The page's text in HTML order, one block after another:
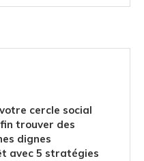
cercle social
trouver des
dignes
avec 5 stratégies